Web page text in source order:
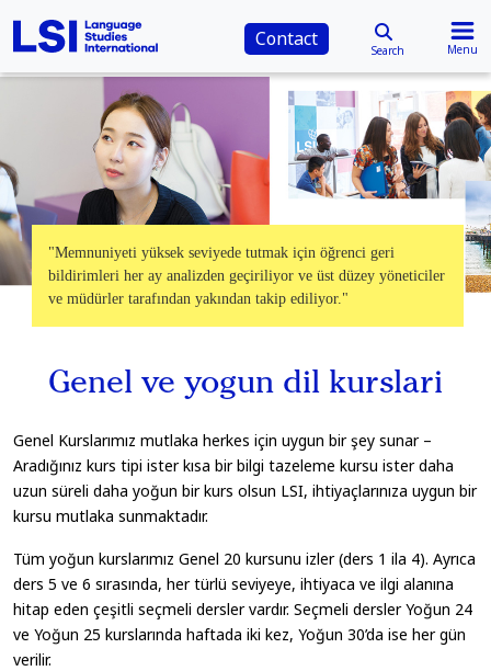
Contact Search Menu
"Memnuniyeti yüksek seviyede tutmak için öğrenci geri
bildirimleri her ay analizden geçiriliyor ve üst düzey yöneticiler
ve müdürler tarafından yakından takip ediliyor."
Genel ve yogun dil kurslari
Genel Kurslarımız mutlaka herkes için uygun bir şey sunar –
Aradığınız kurs tipi ister kısa bir bilgi tazeleme kursu ister daha
uzun süreli daha yoğun bir kurs olsun LSI, ihtiyaçlarınıza uygun bir
kursu mutlaka sunmaktadır.
Tüm yoğun kurslarımız Genel 20 kursunu izler (ders 1 ila 4). Ayrıca
ders 5 ve 6 sırasında, her türlü seviyeye, ihtiyaca ve ilgi alanına
hitap eden çeşitli seçmeli dersler vardır. Seçmeli dersler Yoğun 24
ve Yoğun 25 kurslarında haftada iki kez, Yoğun 30’da ise her gün
verilir.